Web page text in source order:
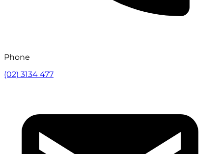
Phone
(02) 3134 477